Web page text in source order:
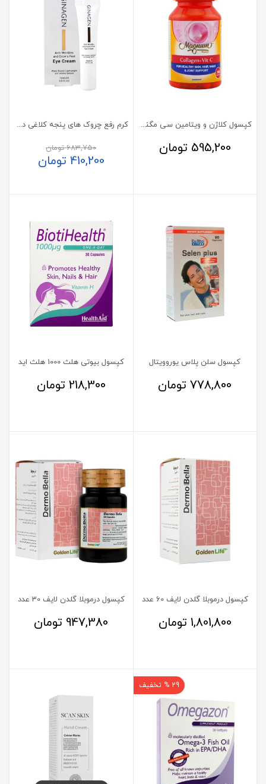
کپسول کلاژن و ویتامین سی مگنوم ویتامینز
595,200 تومان
کرم رفع چروک‌ های پنجه کلاغی دور چشم ژیناژن 15 میل
683,750تومان
410,200 تومان
کپسول سلن پلاس یوروویتال
778,800تومان
کپسول بیوتی هلث 1000 هلث اید
218,300 تومان
کپسول درموبلا گلدن لایف 60 عدد
1,801,800 تومان
کپسول درموبلا گلدن لایف 30 عدد
947,380 تومان
29 % تخفیف